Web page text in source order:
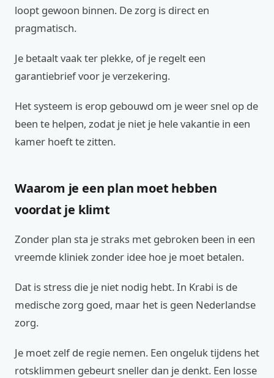
loopt gewoon binnen. De zorg is direct en
pragmatisch.
Je betaalt vaak ter plekke, of je regelt een
garantiebrief voor je verzekering.
Het systeem is erop gebouwd om je weer snel op de
been te helpen, zodat je niet je hele vakantie in een
kamer hoeft te zitten.
Waarom je een plan moet hebben
voordat je klimt
Zonder plan sta je straks met gebroken been in een
vreemde kliniek zonder idee hoe je moet betalen.
Dat is stress die je niet nodig hebt. In Krabi is de
medische zorg goed, maar het is geen Nederlandse
zorg.
Je moet zelf de regie nemen. Een ongeluk tijdens het
rotsklimmen gebeurt sneller dan je denkt. Een losse